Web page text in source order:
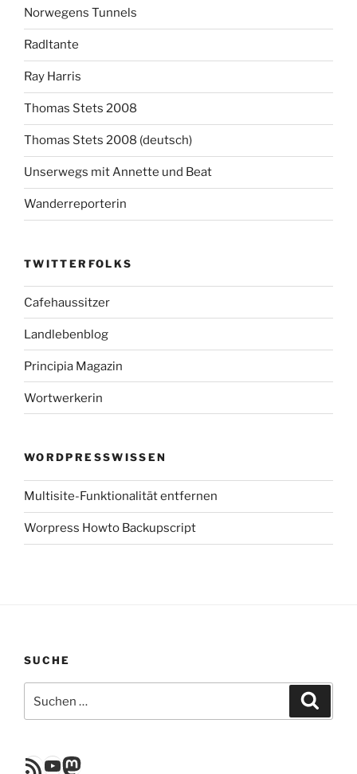
Norwegens Tunnels
Radltante
Ray Harris
Thomas Stets 2008
Thomas Stets 2008 (deutsch)
Unserwegs mit Annette und Beat
Wanderreporterin
TWITTERFOLKS
Cafehaussitzer
Landlebenblog
Principia Magazin
Wortwerkerin
WORDPRESSWISSEN
Multisite-Funktionalität entfernen
Worpress Howto Backupscript
SUCHE
nach:
RSS FeedYouTube
Mastodon